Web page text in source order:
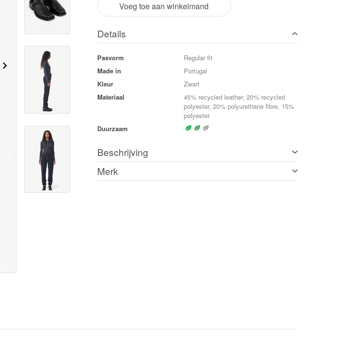
Voeg toe aan winkelmand
Details
Pasvorm
Regular fit
Made in
Portugal
Kleur
Zwart
Materiaal
45% recycled leather, 20% recycled
polyester, 20% polyurethane fibre, 15%
polyester
Duurzaam
Beschrijving
Merk